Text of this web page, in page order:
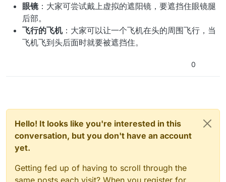
眼镜 ：大家可尝试戴上虚拟的遮阳镜，要遮挡住眼镜腿
后部。
飞行的飞机：大家可以让一个飞机在头的周围飞行，当
飞机飞到头后面时就要被遮挡住。
0
Hello! It looks like you're interested in this
conversation, but you don't have an account
yet.
Getting fed up of having to scroll through the
same posts each visit? When you register for